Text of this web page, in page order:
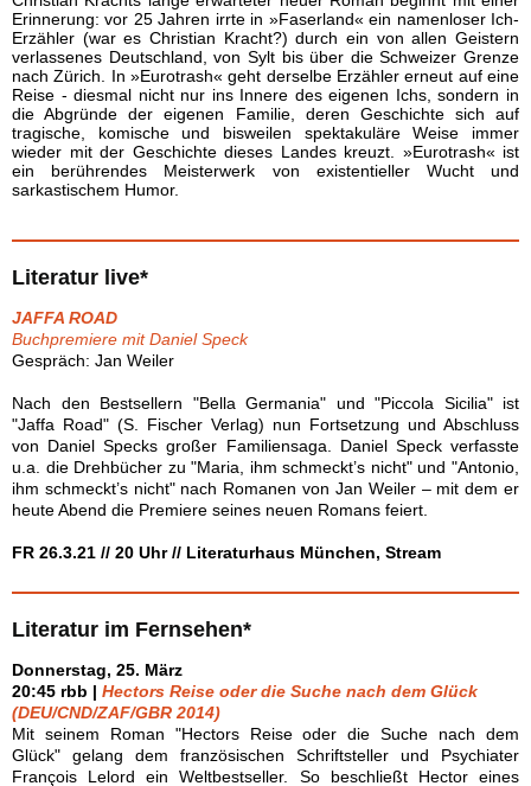
Erinnerung: vor 25 Jahren irrte in »Faserland« ein namenloser Ich-
Erzähler (war es Christian Kracht?) durch ein von allen Geistern
verlassenes Deutschland, von Sylt bis über die Schweizer Grenze
nach Zürich. In »Eurotrash« geht derselbe Erzähler erneut auf eine
Reise - diesmal nicht nur ins Innere des eigenen Ichs, sondern in
die Abgründe der eigenen Familie, deren Geschichte sich auf
tragische, komische und bisweilen spektakuläre Weise immer
wieder mit der Geschichte dieses Landes kreuzt. »Eurotrash« ist
ein berührendes Meisterwerk von existentieller Wucht und
sarkastischem Humor.
Literatur live*
JAFFA ROAD
Buchpremiere mit Daniel Speck
Gespräch: Jan Weiler
Nach den Bestsellern "Bella Germania" und "Piccola Sicilia" ist
"Jaffa Road" (S. Fischer Verlag) nun Fortsetzung und Abschluss
von Daniel Specks großer Familiensaga. Daniel Speck verfasste
u.a. die Drehbücher zu "Maria, ihm schmeckt’s nicht" und "Antonio,
ihm schmeckt’s nicht" nach Romanen von Jan Weiler – mit dem er
heute Abend die Premiere seines neuen Romans feiert.
FR 26.3.21 // 20 Uhr // Literaturhaus München, Stream
Literatur im Fernsehen*
Donnerstag, 25. März
20:45 rbb | Hectors Reise oder die Suche nach dem Glück
(DEU/CND/ZAF/GBR 2014)
Mit seinem Roman "Hectors Reise oder die Suche nach dem
Glück" gelang dem französischen Schriftsteller und Psychiater
François Lelord ein Weltbestseller. So beschließt Hector eines